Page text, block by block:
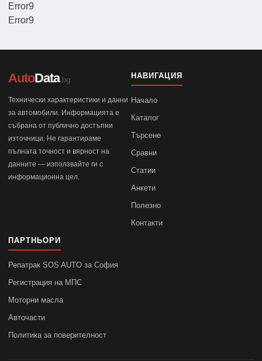
Error9
Error9
AutoData.bg
Технически характеристики и данни
за автомобили. Информацията е
събрана от публично достъпни
източници. Не гарантираме
пълната точност и вярност на
данните — използвайте ги с
информационна цел.
НАВИГАЦИЯ
Начало
Каталог
Търсене
Сравни
Статии
Анкети
Полезно
Контакти
ПАРТНЬОРИ
Репатрак SOS AUTO за София
Регистрация на МПС
Моторни масла
Авточасти
Политика за поверителност